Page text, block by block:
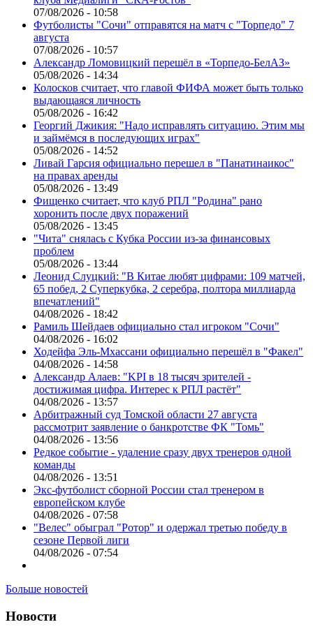
07/08/2026 - 10:58
Футболисты "Сочи" отправятся на матч с "Торпедо" 7
августа
07/08/2026 - 10:57
Александр Ломовицкий перешёл в «Торпедо-БелАЗ»
05/08/2026 - 14:34
Колосков считает, что главой ФИФА может быть только
выдающаяся личность
05/08/2026 - 16:42
Георгий Джикия: "Надо исправлять ситуацию. Этим мы
и займёмся в последующих играх"
05/08/2026 - 14:52
Ливай Гарсия официально перешел в "Панатинаикос"
на правах аренды
05/08/2026 - 13:49
Фищенко считает, что клуб РПЛ "Родина" рано
хоронить после двух поражений
05/08/2026 - 13:45
"Чита" снялась с Кубка России из-за финансовых
проблем
05/08/2026 - 13:44
Леонид Слуцкий: "В Китае любят цифрами: 109 матчей,
65 побед, 2 Суперкубка, 2 серебра, полтора миллиарда
впечатлений"
04/08/2026 - 18:42
Рамиль Шейдаев официально стал игроком "Сочи"
04/08/2026 - 16:02
Ходейфа Эль-Мхассани официально перешёл в "Факел"
04/08/2026 - 14:58
Александр Алаев: "KPI в 18 тысяч зрителей -
достижимая цифра. Интерес к РПЛ растёт"
04/08/2026 - 13:57
Арбитражный суд Томской области 27 августа
рассмотрит заявление о банкротстве ФК "Томь"
04/08/2026 - 13:56
Редкое событие - удаление сразу двух тренеров одной
команды
04/08/2026 - 13:51
Экс-футболист сборной России стал тренером в
европейском клубе
04/08/2026 - 07:58
"Велес" обыграл "Ротор" и одержал третью победу в
сезоне Первой лиги
04/08/2026 - 07:54
Больше новостей
Новости